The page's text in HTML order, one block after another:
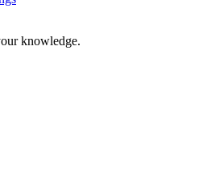
knowledge.